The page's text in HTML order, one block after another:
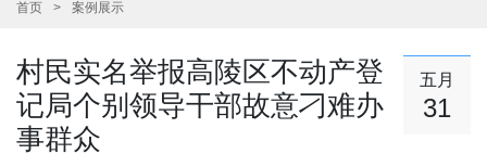
首页 案例展示
村民实名举报高陵区不动产登
记局个别领导干部故意刁难办
事群众
五月
31